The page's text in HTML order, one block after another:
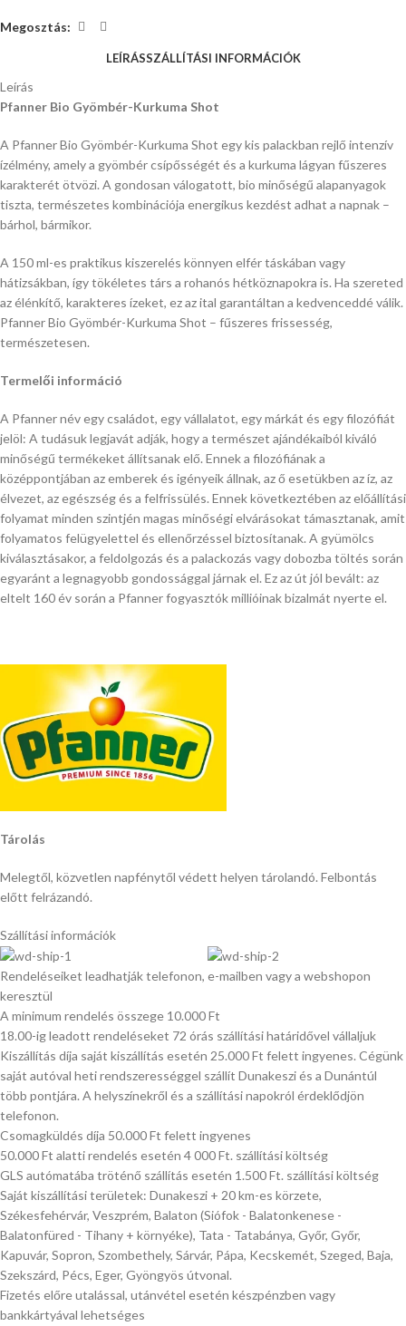
Megosztás:
LEÍRÁSSZÁLLÍTÁSI INFORMÁCIÓK
Leírás
Pfanner Bio Gyömbér-Kurkuma Shot
A Pfanner Bio Gyömbér-Kurkuma Shot egy kis palackban rejlő intenzív
ízélmény, amely a gyömbér csípősségét és a kurkuma lágyan fűszeres
karakterét ötvözi. A gondosan válogatott, bio minőségű alapanyagok
tiszta, természetes kombinációja energikus kezdést adhat a napnak –
bárhol, bármikor.
A 150 ml-es praktikus kiszerelés könnyen elfér táskában vagy
hátizsákban, így tökéletes társ a rohanós hétköznapokra is. Ha szereted
az élénkítő, karakteres ízeket, ez az ital garantáltan a kedvenceddé válik.
Pfanner Bio Gyömbér-Kurkuma Shot – fűszeres frissesség,
természetesen.
Termelői információ
A Pfanner név egy családot, egy vállalatot, egy márkát és egy filozófiát
jelöl: A tudásuk legjavát adják, hogy a természet ajándékaiból kiváló
minőségű termékeket állítsanak elő. Ennek a filozófiának a
középpontjában az emberek és igényeik állnak, az ő esetükben az íz, az
élvezet, az egészség és a felfrissülés. Ennek következtében az előállítási
folyamat minden szintjén magas minőségi elvárásokat támasztanak, amit
folyamatos felügyelettel és ellenőrzéssel biztosítanak. A gyümölcs
kiválasztásakor, a feldolgozás és a palackozás vagy dobozba töltés során
egyaránt a legnagyobb gondossággal járnak el. Ez az út jól bevált: az
eltelt 160 év során a Pfanner fogyasztók millióinak bizalmát nyerte el.
Tárolás
Melegtől, közvetlen napfénytől védett helyen tárolandó. Felbontás
előtt felrázandó.
Szállítási információk
Rendeléseiket leadhatják telefonon, e-mailben vagy a webshopon
keresztül
A minimum rendelés összege 10.000 Ft
18.00-ig leadott rendeléseket 72 órás szállítási határidővel vállaljuk
Kiszállítás díja saját kiszállítás esetén 25.000 Ft felett ingyenes. Cégünk
saját autóval heti rendszerességgel szállít Dunakeszi és a Dunántúl
több pontjára. A helyszínekről és a szállítási napokról érdeklődjön
telefonon.
Csomagküldés díja 50.000 Ft felett ingyenes
50.000 Ft alatti rendelés esetén 4 000 Ft. szállítási költség
GLS autómatába tröténő szállítás esetén 1.500 Ft. szállítási költség
Saját kiszállítási területek: Dunakeszi + 20 km-es körzete,
Székesfehérvár, Veszprém, Balaton (Siófok - Balatonkenese -
Balatonfüred - Tihany + környéke), Tata - Tatabánya, Győr, Győr,
Kapuvár, Sopron, Szombethely, Sárvár, Pápa, Kecskemét, Szeged, Baja,
Szekszárd, Pécs, Eger, Gyöngyös útvonal.
Fizetés előre utalással, utánvétel esetén készpénzben vagy
bankkártyával lehetséges